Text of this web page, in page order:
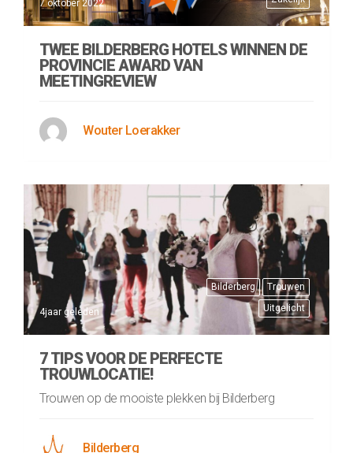
7 oktober 2022
TWEE BILDERBERG HOTELS WINNEN DE
PROVINCIE AWARD VAN
MEETINGREVIEW
Wouter Loerakker
Bilderberg
Trouwen
Uitgelicht
4jaar geleden
7 TIPS VOOR DE PERFECTE
TROUWLOCATIE!
Trouwen op de mooiste plekken bij Bilderberg
Bilderberg